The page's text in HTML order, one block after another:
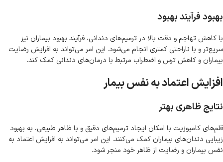
بهبود فرآیند بهبود
با کاهش تهاجم و دقت بالا در ترمیم‌های دندانی، فرآیند بهبود بیماران نیز
سریع‌تر و با ناراحتی کمتری انجام می‌شود. این امر می‌تواند به افزایش رضایت
بیماران و کاهش ترس و اضطراب مرتبط با درمان‌های دندانی کمک کند.
افزایش اعتماد به نفس بیمار
نتایج ظاهری بهتر
قلم‌های کامپوزیت با امکان ایجاد ترمیم‌های دقیق و با ظاهر طبیعی، به بهبود
زیبایی دندان‌های بیماران کمک می‌کنند. این امر می‌تواند به افزایش اعتماد به
نفس بیماران و رضایت از ظاهر خود منجر شود.